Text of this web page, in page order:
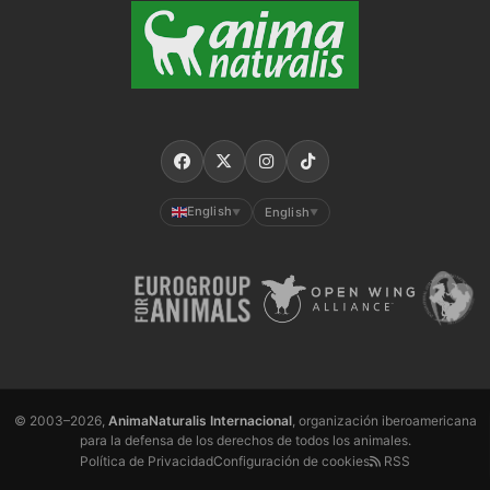
English ▼ English ▼
© 2003–2026, AnimaNaturalis Internacional, organización iberoamericana
para la defensa de los derechos de todos los animales.
Política de PrivacidadConfiguración de cookies RSS